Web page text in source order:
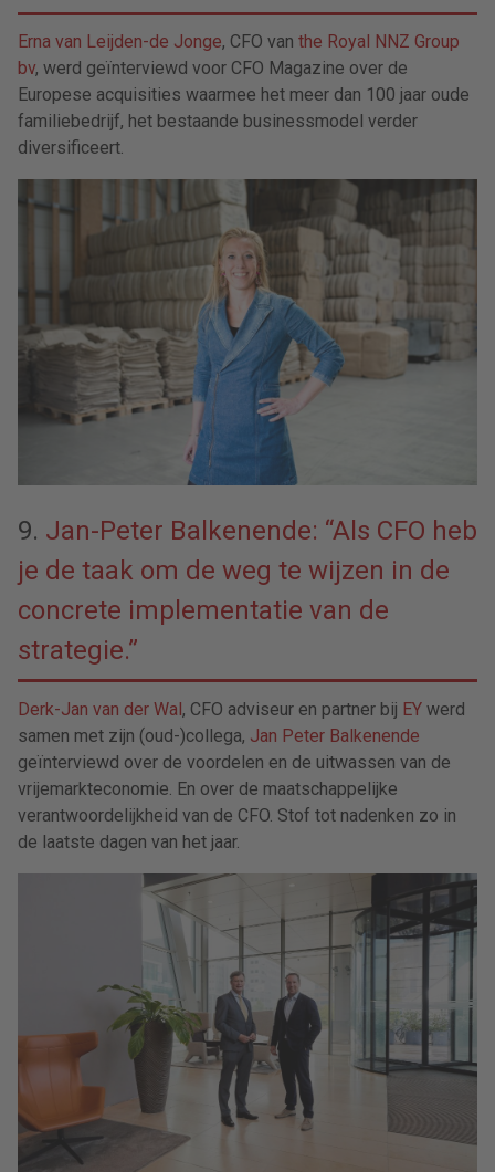
Erna van Leijden-de Jonge, CFO van the Royal NNZ Group
bv, werd geïnterviewd voor CFO Magazine over de
Europese acquisities waarmee het meer dan 100 jaar oude
familiebedrijf, het bestaande businessmodel verder
diversificeert.
9. Jan-Peter Balkenende: “Als CFO heb
je de taak om de weg te wijzen in de
concrete implementatie van de
strategie.”
Derk-Jan van der Wal, CFO adviseur en partner bij EY werd
samen met zijn (oud-)collega, Jan Peter Balkenende
geïnterviewd over de voordelen en de uitwassen van de
vrijemarkteconomie. En over de maatschappelijke
verantwoordelijkheid van de CFO. Stof tot nadenken zo in
de laatste dagen van het jaar.